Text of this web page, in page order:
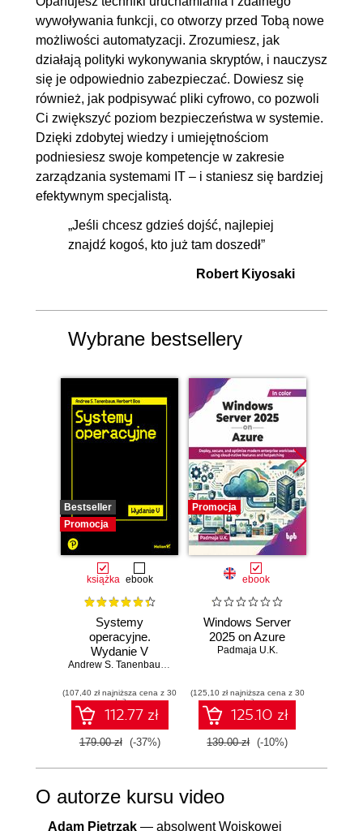
wywoływania funkcji, co otworzy przed Tobą nowe
możliwości automatyzacji. Zrozumiesz, jak
działają polityki wykonywania skryptów, i nauczysz
się je odpowiednio zabezpieczać. Dowiesz się
również, jak podpisywać pliki cyfrowo, co pozwoli
Ci zwiększyć poziom bezpieczeństwa w systemie.
Dzięki zdobytej wiedzy i umiejętnościom
podniesiesz swoje kompetencje w zakresie
zarządzania systemami IT – i staniesz się bardziej
efektywnym specjalistą.
„Jeśli chcesz gdzieś dojść, najlepiej
znajdź kogoś, kto już tam doszedł”
Robert Kiyosaki
Wybrane bestsellery
Bestseller
Promocja
książka ebook
Systemy
operacyjne.
Wydanie V
Andrew S. Tanenbaum,
(107,40 zł najniższa cena z 30
dni)
112.77 zł
179.00 zł (-37%)
Promocja
ebook
Windows Server
2025 on Azure
Padmaja U.K.
(125,10 zł najniższa cena z 30
dni)
125.10 zł
139.00 zł (-10%)
O autorze kursu video
Adam Pietrzak ― absolwent Wojskowej